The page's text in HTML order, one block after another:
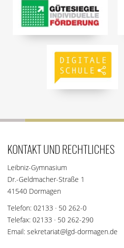
KONTAKT UND RECHTLICHES
Leibniz-Gymnasium
Dr.-Geldmacher-Straße 1
41540 Dormagen
Telefon: 02133 · 50 262-0
Telefax: 02133 · 50 262-290
Email: sekretariat@lgd-dormagen.de